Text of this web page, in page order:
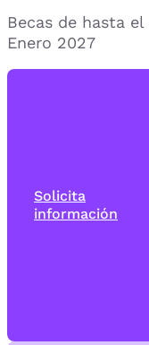
Becas de hasta
Enero 2027
Solicita
información